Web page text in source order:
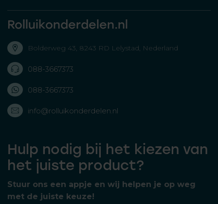
Rolluikonderdelen.nl
Bolderweg 43, 8243 RD Lelystad, Nederland
088-3667373
088-3667373
info@rolluikonderdelen.nl
Hulp nodig bij het kiezen van
het juiste product?
Stuur ons een appje en wij helpen je op weg
met de juiste keuze!